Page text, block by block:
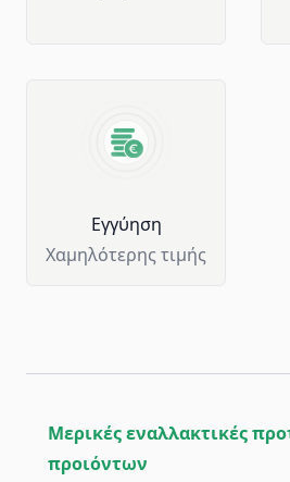
Eγγύηση
Χαμηλότερης τιμής
Μερικές εναλλακτικές
προιόντων